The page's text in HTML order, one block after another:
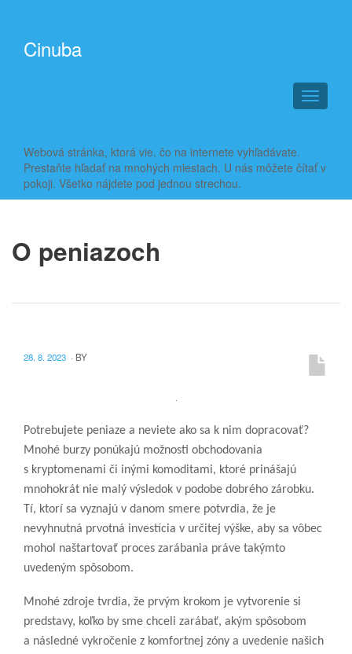
Cinuba
T
o
e
i
Webová stránka, ktorá vie, čo na internete vyhľadávate.
Prestaňte hľadať na mnohých miestach. U nás môžete čítať v
pokoji. Všetko nájdete pod jednou strechou.
O peniazoch
28. 8. 2023 · BY
Potrebujete peniaze a neviete ako sa k nim dopracovať?
Mnohé burzy ponúkajú možnosti obchodovania
s kryptomenami či inými komoditami, ktoré prinášajú
mnohokrát nie malý výsledok v podobe dobrého zárobku.
Tí, ktorí sa vyznajú v danom smere potvrdia, že je
nevyhnutná prvotná investícia v určitej výške, aby sa vôbec
mohol naštartovať proces zarábania práve takýmto
uvedeným spôsobom.
Mnohé zdroje tvrdia, že prvým krokom je vytvorenie si
predstavy, koľko by sme chceli zarábať, akým spôsobom
a následné vykročenie z komfortnej zóny a uvedenie našich